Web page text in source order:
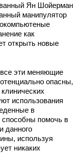
Ян Шойерман
манипулятор
как
открыть новые
все эти меняющие
опасны,
использования
в
помочь в
данного
используя
никаких